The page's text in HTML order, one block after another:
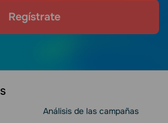
Regístrate
Análisis de las campañas